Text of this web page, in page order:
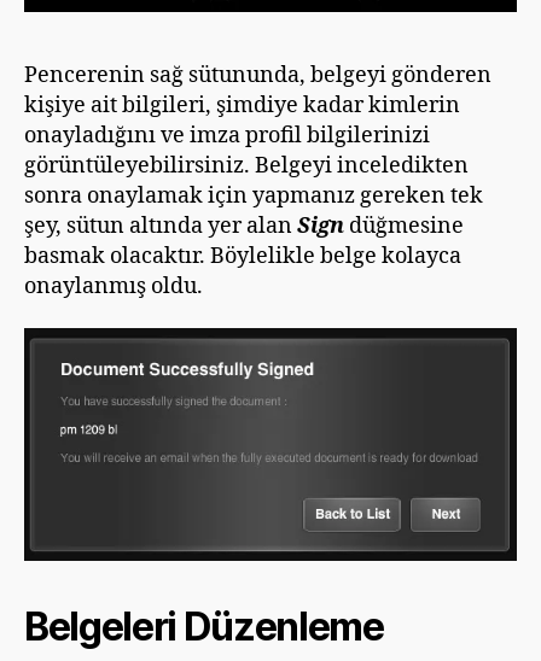
Pencerenin sağ sütununda, belgeyi gönderen
kişiye ait bilgileri, şimdiye kadar kimlerin
onayladığını ve imza profil bilgilerinizi
görüntüleyebilirsiniz. Belgeyi inceledikten
sonra onaylamak için yapmanız gereken tek
şey, sütun altında yer alanSign düğmesine
basmak olacaktır. Böylelikle belge kolayca
onaylanmış oldu.
Belgeleri Düzenleme